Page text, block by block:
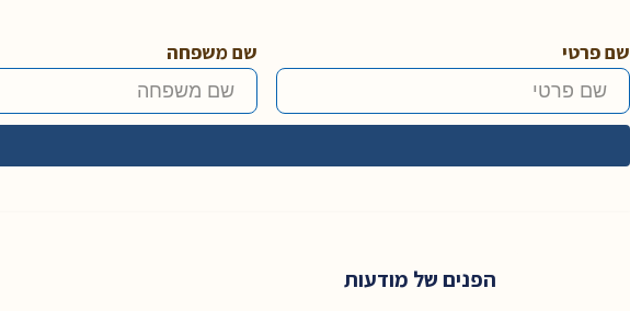
שם פרטי שם משפחה
הפנים של מודעות